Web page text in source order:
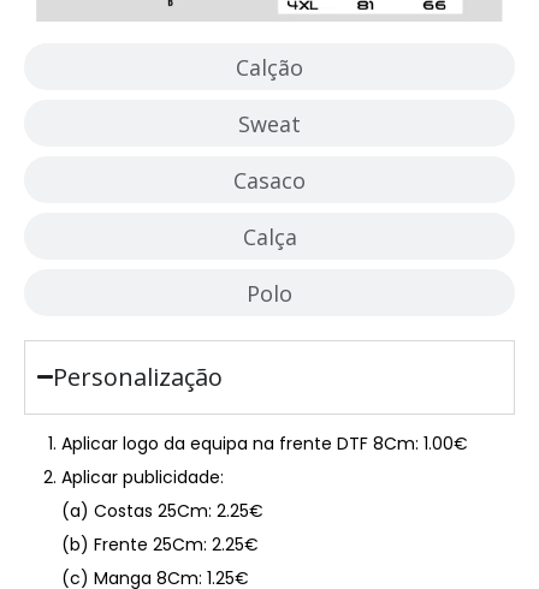
Calção
Sweat
Casaco
Calça
Polo
Personalização
Aplicar logo da equipa na frente DTF 8Cm: 1.00€
Aplicar publicidade:
(a) Costas 25Cm: 2.25€
(b) Frente 25Cm: 2.25€
(c) Manga 8Cm: 1.25€